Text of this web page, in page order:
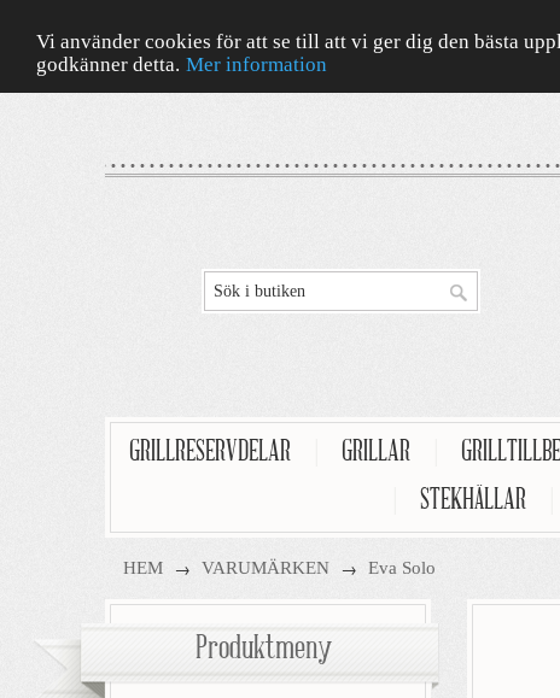
Vi använder cookies för att se till att vi ger dig den bästa
godkänner detta. Mer information
GRILLRESERVDELAR GRILLAR
STEKHÄLLAR
HEM → VARUMÄRKEN → Eva Solo
Produktmeny